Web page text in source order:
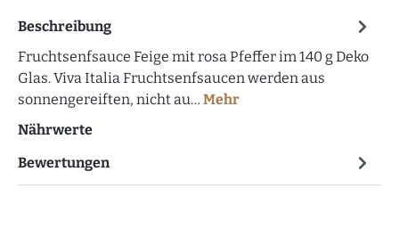
Beschreibung
Fruchtsenfsauce Feige mit rosa Pfeffer im 140 g Deko
Glas. Viva Italia Fruchtsenfsaucen werden aus
sonnengereiften, nicht au… Mehr
Nährwerte
Bewertungen